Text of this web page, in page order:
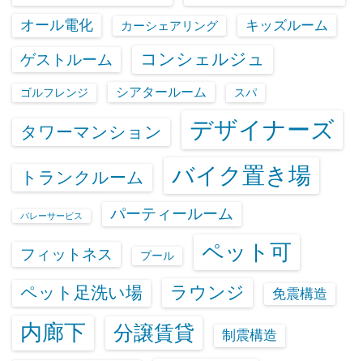
オール電化 カーシェアリング キッズルーム
ゲストルーム コンシェルジュ
ゴルフレンジ シアタールーム スパ
タワーマンション デザイナーズ
トランクルーム バイク置き場
バレーサービス パーティールーム
フィットネス プール ペット可
ペット足洗い場 ラウンジ 免震構造
内廊下 分譲賃貸 制震構造